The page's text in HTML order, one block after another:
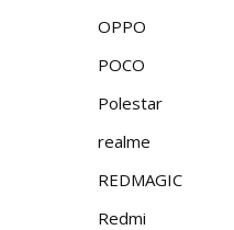
OPPO
POCO
Polestar
realme
REDMAGIC
Redmi